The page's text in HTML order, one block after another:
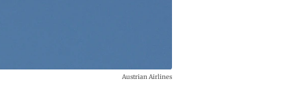
Austrian Airlines